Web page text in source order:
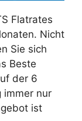
Flatrates
Nicht
Sie sich
Beste
der 6
immer nur
ist